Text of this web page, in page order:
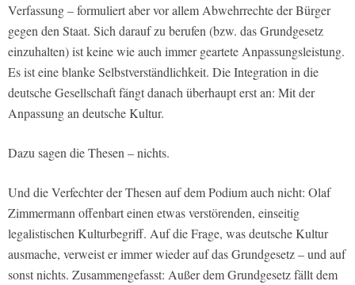
Verfassung – formuliert aber vor allem Abwehrrechte der Bürger
gegen den Staat. Sich darauf zu berufen (bzw. das Grundgesetz
einzuhalten) ist keine wie auch immer geartete Anpassungsleistung.
Es ist eine blanke Selbstverständlichkeit. Die Integration in die
deutsche Gesellschaft fängt danach überhaupt erst an: Mit der
Anpassung an deutsche Kultur.
Dazu sagen die Thesen – nichts.
Und die Verfechter der Thesen auf dem Podium auch nicht: Olaf
Zimmermann offenbart einen etwas verstörenden, einseitig
legalistischen Kulturbegriff. Auf die Frage, was deutsche Kultur
ausmache, verweist er immer wieder auf das Grundgesetz – und auf
sonst nichts. Zusammengefasst: Außer dem Grundgesetz fällt dem